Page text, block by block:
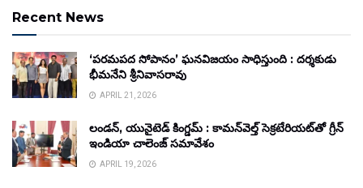
Recent News
‘పరమపద సోపానం’ ఘనవిజయం సాధిస్తుంది : దర్శకుడు
భీమనేని శ్రీనివాసరావు
APRIL 21, 2026
లండన్, యునైటెడ్ కింగ్డమ్ : కామన్‌వెల్త్ సెక్రటేరియట్‌తో గ్రీన్
ఇండియా చాలెంజ్ సమావేశం
APRIL 19, 2026